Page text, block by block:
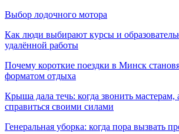
Выбор лодочного мотора
Как люди выбирают курсы и
удалённой работы
Почему короткие поездки в Минск
форматом отдыха
Крыша дала течь: когда звонить мастерам,
справиться своими силами
Генеральная уборка: когда пора вызвать